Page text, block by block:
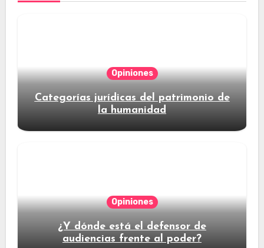
Opiniones
Categorías jurídicas del patrimonio de
la humanidad
Opiniones
¿Y dónde está el defensor de
audiencias frente al poder?